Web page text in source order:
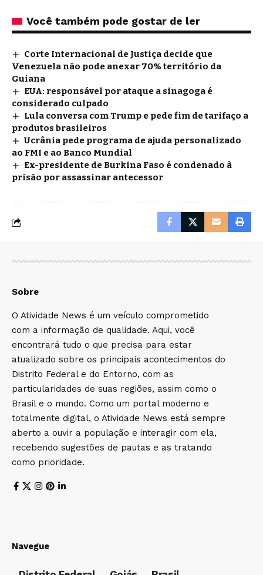
Você também pode gostar de ler
Corte Internacional de Justiça decide que
Venezuela não pode anexar 70% território da
Guiana
EUA: responsável por ataque a sinagoga é
considerado culpado
Lula conversa com Trump e pede fim de tarifaço a
produtos brasileiros
Ucrânia pede programa de ajuda personalizado
ao FMI e ao Banco Mundial
Ex-presidente de Burkina Faso é condenado à
prisão por assassinar antecessor
Sobre
O Atividade News é um veículo comprometido
com a informação de qualidade. Aqui, você
encontrará tudo o que precisa para estar
atualizado sobre os principais acontecimentos do
Distrito Federal e do Entorno, com as
particularidades de suas regiões, assim como o
Brasil e o mundo. Como um portal moderno e
totalmente digital, o Atividade News está sempre
aberto a ouvir a população e interagir com ela,
recebendo sugestões de pautas e as tratando
como prioridade.
Navegue